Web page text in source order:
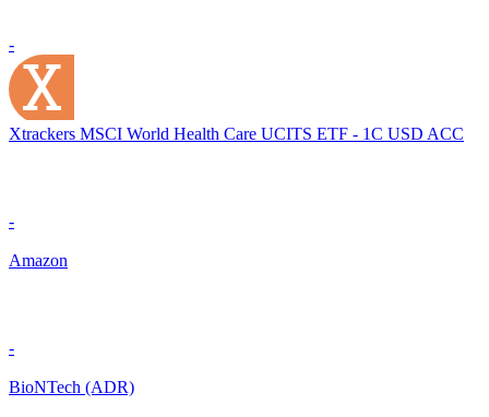
-
Xtrackers MSCI World Health Care UCITS ETF - 1C USD ACC
-
Amazon
-
BioNTech (ADR)